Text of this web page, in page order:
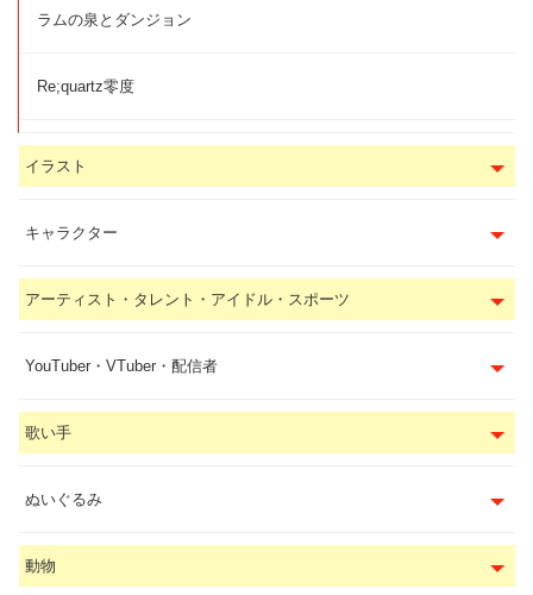
ラムの泉とダンジョン
Re;quartz零度
イラスト
キャラクター
アーティスト・タレント・アイドル・スポーツ
YouTuber・VTuber・配信者
歌い手
ぬいぐるみ
動物